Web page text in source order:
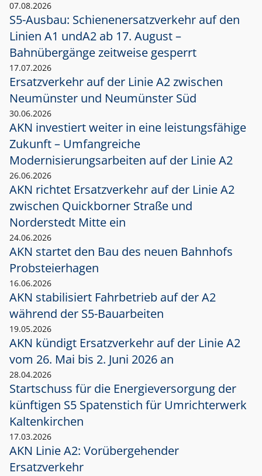
07.08.2026
S5-Ausbau: Schienenersatzverkehr auf den
Linien A1 undA2 ab 17. August –
Bahnübergänge zeitweise gesperrt
17.07.2026
Ersatzverkehr auf der Linie A2 zwischen
Neumünster und Neumünster Süd
30.06.2026
AKN investiert weiter in eine leistungsfähige
Zukunft – Umfangreiche
Modernisierungsarbeiten auf der Linie A2
26.06.2026
AKN richtet Ersatzverkehr auf der Linie A2
zwischen Quickborner Straße und
Norderstedt Mitte ein
24.06.2026
AKN startet den Bau des neuen Bahnhofs
Probsteierhagen
16.06.2026
AKN stabilisiert Fahrbetrieb auf der A2
während der S5-Bauarbeiten
19.05.2026
AKN kündigt Ersatzverkehr auf der Linie A2
vom 26. Mai bis 2. Juni 2026 an
28.04.2026
Startschuss für die Energieversorgung der
künftigen S5 Spatenstich für Umrichterwerk
Kaltenkirchen
17.03.2026
AKN Linie A2: Vorübergehender
Ersatzverkehr